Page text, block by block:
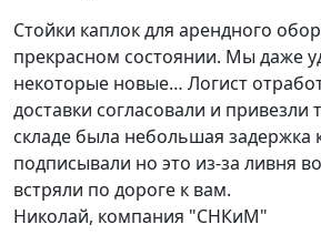
Стойки каплок для арендного
прекрасном состоянии. Мы даже
некоторые новые… Логист
доставки согласовали и
складе была небольшая задержка
подписывали но это из-за ливня
встряли по дороге к вам.
Николай, компания "СНКиМ"